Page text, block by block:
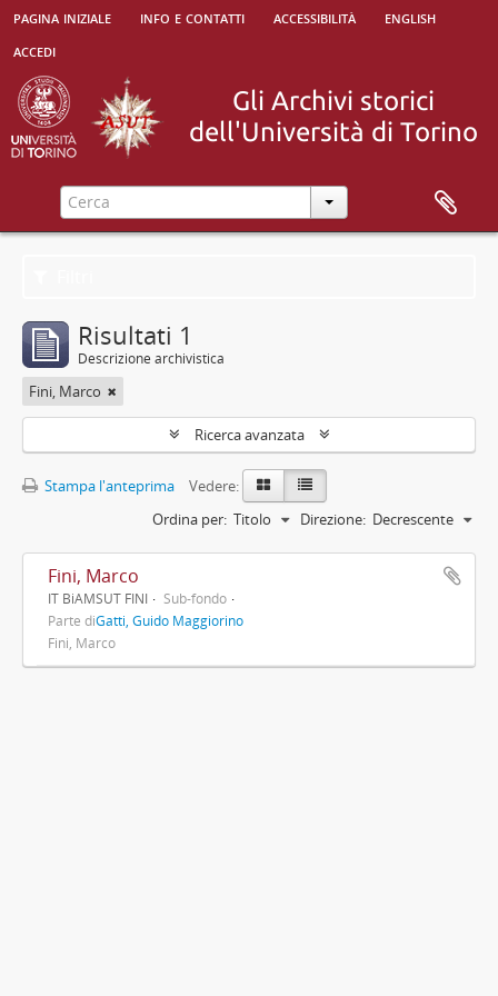
pagina iniziale info e contatti accessibilità
english
accedi
Risultati 1
Descrizione archivistica
Fini, Marco
Ricerca avanzata
Stampa l'anteprima
Vedere:
Ordina per: Titolo Direzione: Decrescente
Fini, Marco
IT BiAMSUT FINI
Sub-fondo
Parte diGatti, Guido Maggiorino
Fini, Marco